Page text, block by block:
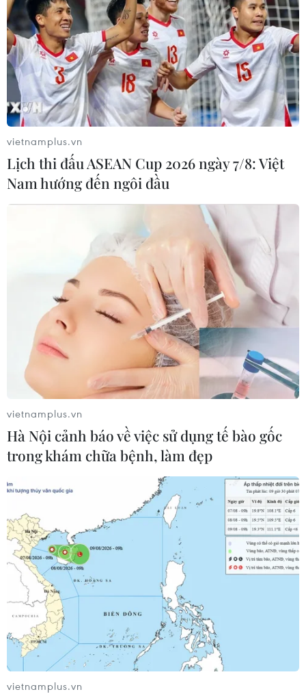
vietnamplus.vn
Lịch thi đấu ASEAN Cup 2026 ngày 7/8: Việt
Nam hướng đến ngôi đầu
vietnamplus.vn
Hà Nội cảnh báo về việc sử dụng tế bào gốc
trong khám chữa bệnh, làm đẹp
vietnamplus.vn